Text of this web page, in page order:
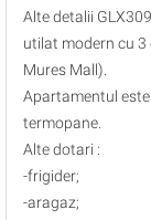
Alte detalii
utilat modern cu 3
Mures Mall).
Apartamentul
termopane.
Alte dotari :
-frigider;
-aragaz;